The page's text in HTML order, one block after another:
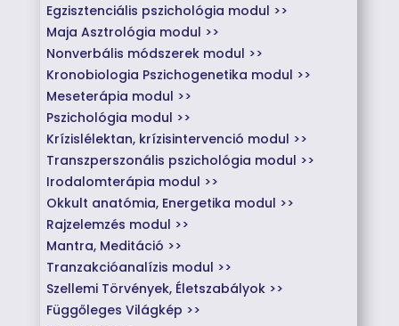
Egzisztenciális pszichológia modul >>
Maja Asztrológia modul >>
Nonverbális módszerek modul >>
Kronobiologia Pszichogenetika modul >>
Meseterápia modul >>
Pszichológia modul >>
Krízislélektan, krízisintervenció modul >>
Transzperszonális pszichológia modul >>
Irodalomterápia modul >>
Okkult anatómia, Energetika modul >>
Rajzelemzés modul >>
Mantra, Meditáció >>
Tranzakcióanalízis modul >>
Szellemi Törvények, Életszabályok >>
Függőleges Világkép >>